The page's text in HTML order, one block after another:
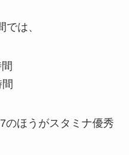
は、
のほうがスタミナ優秀